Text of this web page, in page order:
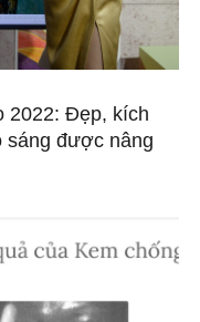
2022: Đẹp, kích
được nâng